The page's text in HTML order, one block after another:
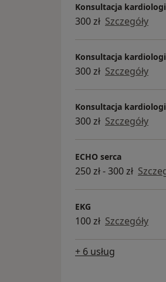
Konsultacja
300 zł Szczegóły
Konsultacja
300 zł Szczegóły
Konsultacja
300 zł Szczegóły
ECHO serca
250 zł - 300 zł
EKG
100 zł Szczegóły
+ 6 usług